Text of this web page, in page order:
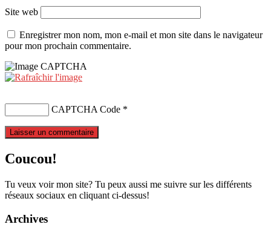
Site web
Enregistrer mon nom, mon e-mail et mon site dans le navigateur
pour mon prochain commentaire.
CAPTCHA Code *
Coucou!
Tu veux voir mon site? Tu peux aussi me suivre sur les différents
réseaux sociaux en cliquant ci-dessus!
Archives